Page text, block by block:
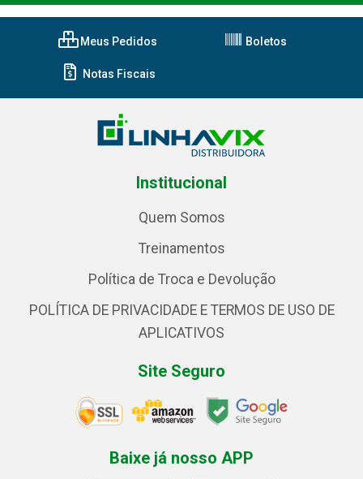
Meus Pedidos Boletos
Notas Fiscais
Institucional
Quem Somos
Treinamentos
Política de Troca e Devolução
POLÍTICA DE PRIVACIDADE E TERMOS DE USO DE
APLICATIVOS
Site Seguro
Baixe já nosso APP